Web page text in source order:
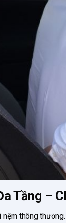
Tầng –
nệm thông thường.